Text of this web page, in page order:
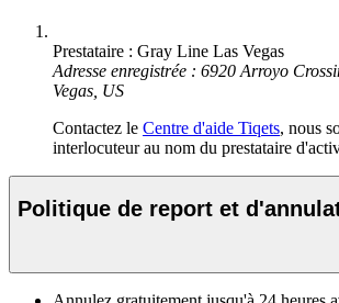
Prestataire : Gray Line Las Vegas
Adresse enregistrée : 6920 Arroyo
Vegas, US
Contactez le Centre d'aide Tiqets, nous
interlocuteur au nom du prestataire
Politique de report et